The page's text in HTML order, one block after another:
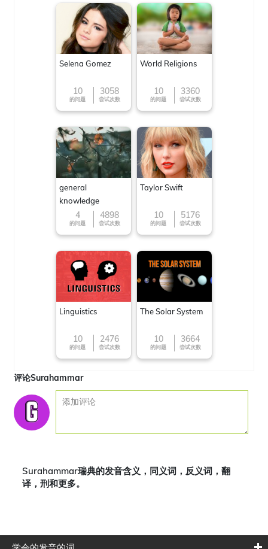
Selena Gomez
10
的问题
3058
尝试次数
World Religions
10
的问题
3360
尝试次数
general
knowledge
4
的问题
4898
尝试次数
Taylor Swift
10
的问题
5176
尝试次数
Linguistics
10
的问题
2476
尝试次数
The Solar System
10
的问题
3664
尝试次数
评论Surahammar
Surahammar瑞典的发音含义，同义词，反义词，翻
译，刑和更多。